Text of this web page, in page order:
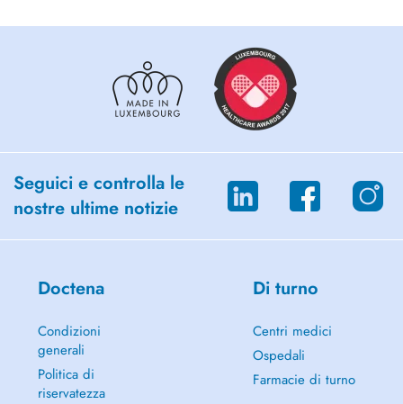
Seguici e controlla le
nostre ultime notizie
Doctena
Condizioni
generali
Politica di
riservatezza
Di turno
Centri medici
Ospedali
Farmacie di turno